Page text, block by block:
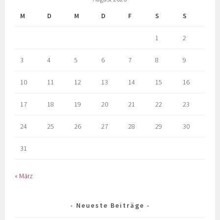
M
D M D F S S
1 2
3 4 5 6 7 8 9
10 11 12 13 14 15 16
17 18 19 20 21 22 23
24 25 26 27 28 29 30
31
« März
Neueste Beiträge